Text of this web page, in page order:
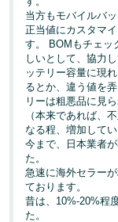
当方もモバイルバ
正当値にカスタマ
す。 BOMもチェッ
しいとして、協力
ッテリー容量に現
るとか、違う値を
リーは粗悪品に見
（本来であれば、
なる程、増加してい
今まで、日本業者
た。
急速に海外セラー
ております。
昔は、10%-20%程
た。